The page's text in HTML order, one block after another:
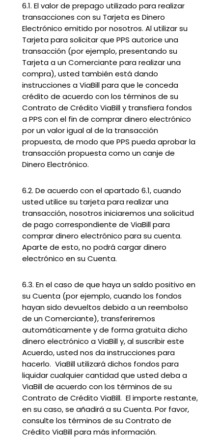
6.1. El valor de prepago utilizado para realizar
transacciones con su Tarjeta es Dinero
Electrónico emitido por nosotros. Al utilizar su
Tarjeta para solicitar que PPS autorice una
transacción (por ejemplo, presentando su
Tarjeta a un Comerciante para realizar una
compra), usted también está dando
instrucciones a ViaBill para que le conceda
crédito de acuerdo con los términos de su
Contrato de Crédito ViaBill y transfiera fondos
a PPS con el fin de comprar dinero electrónico
por un valor igual al de la transacción
propuesta, de modo que PPS pueda aprobar la
transacción propuesta como un canje de
Dinero Electrónico.
6.2. De acuerdo con el apartado 6.1, cuando
usted utilice su tarjeta para realizar una
transacción, nosotros iniciaremos una solicitud
de pago correspondiente de ViaBill para
comprar dinero electrónico para su cuenta.
Aparte de esto, no podrá cargar dinero
electrónico en su Cuenta.
6.3. En el caso de que haya un saldo positivo en
su Cuenta (por ejemplo, cuando los fondos
hayan sido devueltos debido a un reembolso
de un Comerciante), transferiremos
automáticamente y de forma gratuita dicho
dinero electrónico a ViaBill y, al suscribir este
Acuerdo, usted nos da instrucciones para
hacerlo. ViaBill utilizará dichos fondos para
liquidar cualquier cantidad que usted deba a
ViaBill de acuerdo con los términos de su
Contrato de Crédito ViaBill. El importe restante,
en su caso, se añadirá a su Cuenta. Por favor,
consulte los términos de su Contrato de
Crédito ViaBill para más información.